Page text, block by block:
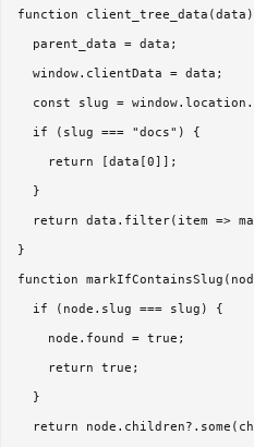
function
  parent_data = data;
  window.clientData = data;
const slug =
  if (slug === "docs") {
    return [data[0]];
  }
return data.filter(item =>
}
function
  if (node.slug === slug) {
    node.found = true;
    return true;
  }
return